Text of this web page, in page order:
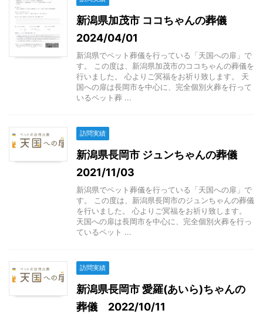
新潟県加茂市 ココちゃんの葬儀
2024/04/01
新潟県でペット葬儀を行っている「天国への扉」で
す。 この度は、新潟県加茂市のココちゃんの葬儀を
行いました。 心よりご冥福をお祈り致します。 天
国への扉は長岡市を中心に、完全個別火葬を行って
いるペット葬 ...
訪問実績
新潟県長岡市 ジュンちゃんの葬儀
2021/11/03
新潟県でペット葬儀を行っている「天国への扉」で
す。 この度は、新潟県長岡市のジュンちゃんの葬儀
を行いました。 心よりご冥福をお祈り致します。
天国への扉は長岡市を中心に、完全個別火葬を行っ
ているペット ...
訪問実績
新潟県長岡市 愛羅(あいら)ちゃんの
葬儀 2022/10/11